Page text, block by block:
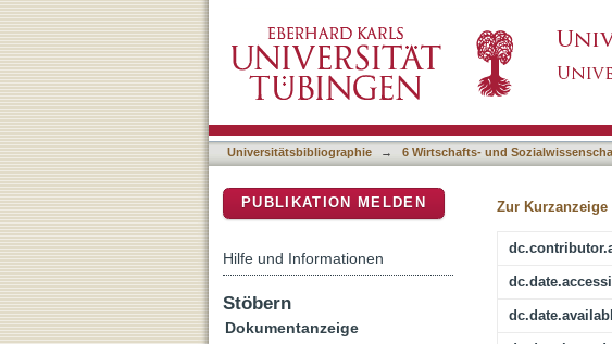
Universitätsbibliographie → 6 Wirtschafts- und
Zur Kurzanzeige
PUBLIKATION MELDEN
Hilfe und Informationen
Stöbern
Dokumentanzeige